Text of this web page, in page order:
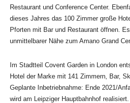
Restaurant und Conference Center.
dieses Jahres das 100 Zimmer große
Pforten mit Bar und Restaurant öffnen.
unmittelbarer Nähe zum Amano Grand
Im Stadtteil Covent Garden in London
Hotel der Marke mit 141 Zimmern, Bar,
Geplante Inbetriebnahme: Ende 2021/
wird am Leipziger Hauptbahnhof